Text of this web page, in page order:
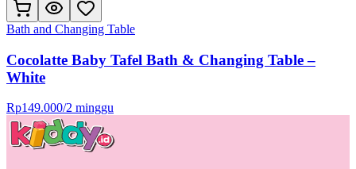
Bath and Changing Table
Cocolatte Baby Tafel Bath & Changing Table –
White
Rp149.000/2 minggu